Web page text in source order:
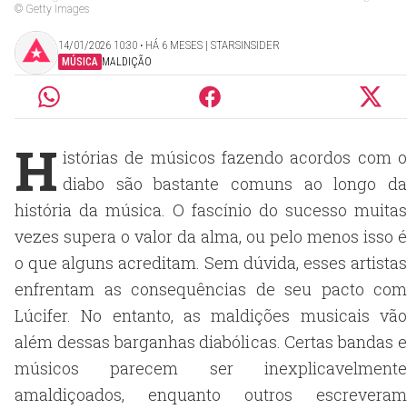
© Getty Images
14/01/2026 10:30 ‧ HÁ 6 MESES | STARSINSIDER
MÚSICA MALDIÇÃO
H istórias de músicos fazendo acordos com o
diabo são bastante comuns ao longo da
história da música. O fascínio do sucesso muitas
vezes supera o valor da alma, ou pelo menos isso é
o que alguns acreditam. Sem dúvida, esses artistas
enfrentam as consequências de seu pacto com
Lúcifer. No entanto, as maldições musicais vão
além dessas barganhas diabólicas. Certas bandas e
músicos parecem ser inexplicavelmente
amaldiçoados, enquanto outros escreveram